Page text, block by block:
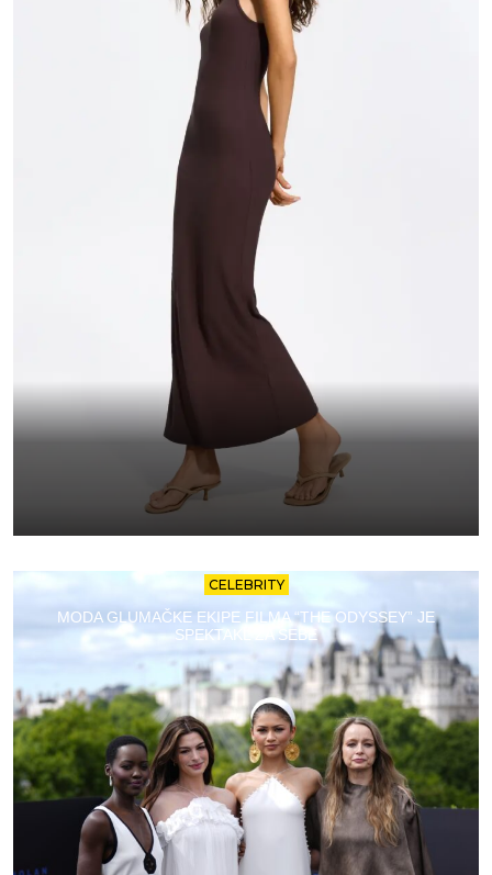
CELEBRITY
MODA GLUMAČKE EKIPE FILMA “THE ODYSSEY” JE
SPEKTAKL ZA SEBE